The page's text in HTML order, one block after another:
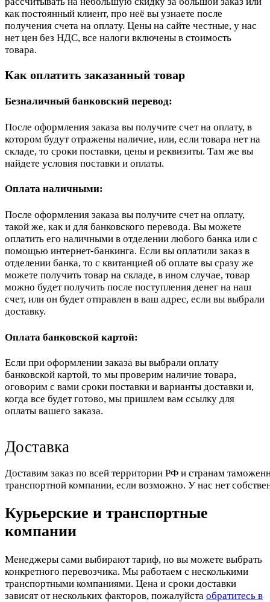
как постоянный клиент, про неё вы узнаете после
получения счета на оплату. Цены на сайте честные, у нас
нет цен без НДС, все налоги включены в стоимость
товара.
Как оплатить заказанный товар
Безналичный банковский перевод:
После оформления заказа вы получите счет на оплату, в
котором будут отражены наличие, или, если товара нет на
складе, то сроки поставки, цены и реквизиты. Там же вы
найдете условия поставки и оплаты.
Оплата наличными:
После оформления заказа вы получите счет на оплату,
такой же, как и для банковского перевода. Вы можете
оплатить его наличными в отделении любого банка или с
помощью интернет-банкинга. Если вы оплатили заказ в
отделении банка, то с квитанцией об оплате вы сразу же
можете получить товар на складе, в ином случае, товар
можно будет получить после поступления денег на наш
счет, или он будет отправлен в ваш адрес, если вы выбрали
доставку.
Оплата банковской картой:
Если при оформлении заказа вы выбрали оплату
банковской картой, то мы проверим наличие товара,
оговорим с вами сроки поставки и варианты доставки и,
когда все будет готово, мы пришлем вам ссылку для
оплаты вашего заказа.
Доставка
Доставим заказ по всей территории РФ и странам
транспортной компании, если возможно. У нас нет
Курьерские и транспортные
компании
Менеджеры сами выбирают тариф, но вы можете выбрать
конкретного перевозчика. Мы работаем с несколькими
транспортными компаниями. Цена и сроки доставки
зависят от нескольких факторов, пожалуйста обратитесь в